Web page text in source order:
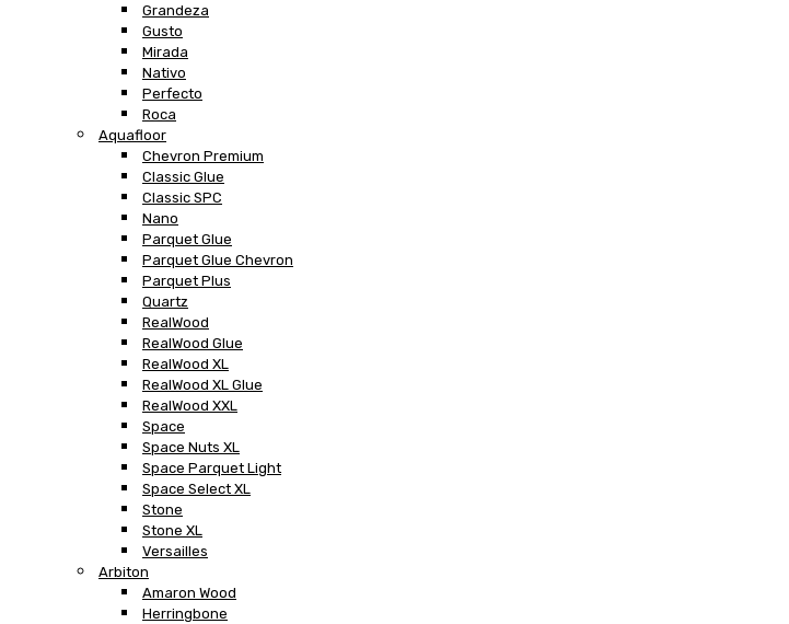
Grandeza
Gusto
Mirada
Nativo
Perfecto
Roca
Aquafloor
Chevron Premium
Classic Glue
Classic SPC
Nano
Parquet Glue
Parquet Glue Chevron
Parquet Plus
Quartz
RealWood
RealWood Glue
RealWood XL
RealWood XL Glue
RealWood XXL
Space
Space Nuts XL
Space Parquet Light
Space Select XL
Stone
Stone XL
Versailles
Arbiton
Amaron Wood
Herringbone